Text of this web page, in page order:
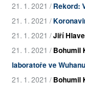
21. 1. 2021 /Rekord:
21. 1. 2021 /
21. 1. 2021 /Jiří
21. 1. 2021 /Bohumil
laboratoře ve
21. 1. 2021 /Bohumil